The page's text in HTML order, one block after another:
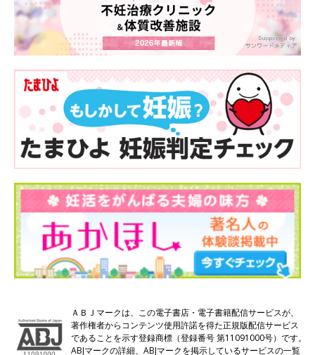
ＡＢＪマークは、この電子書店・電子書籍配信サービスが、
著作権者からコンテンツ使用許諾を得た正規版配信サービス
であることを示す登録商標（登録番号 第11091000号）です。
ABJマークの詳細、ABJマークを掲示しているサービスの一覧